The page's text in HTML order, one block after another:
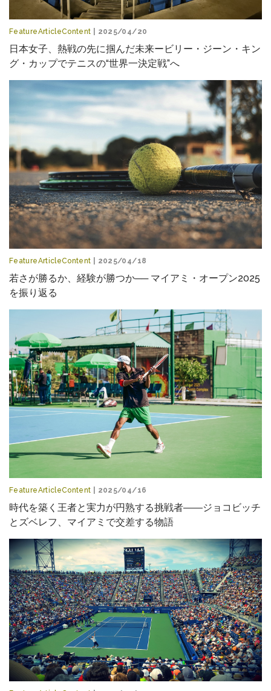
FeatureArticleContent | 2025/04/20
日本女子、熱戦の先に掴んだ未来ービリー・ジーン・キン
グ・カップでテニスの“世界一決定戦”へ
FeatureArticleContent | 2025/04/18
若さが勝るか、経験が勝つか── マイアミ・オープン2025
を振り返る
FeatureArticleContent | 2025/04/16
時代を築く王者と実力が円熟する挑戦者――ジョコビッチ
とズベレフ、マイアミで交差する物語